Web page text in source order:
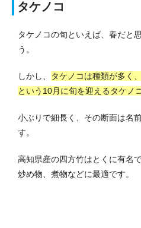
タケノコ
タケノコの旬といえば、春だと
う。
しかし、
タケノコは種類が多く
という10月に旬を迎えるタケノ
小ぶりで細長く、その断面は名
す。
高知県産の四方竹はとくに有名
炒め物、煮物などに最適です。